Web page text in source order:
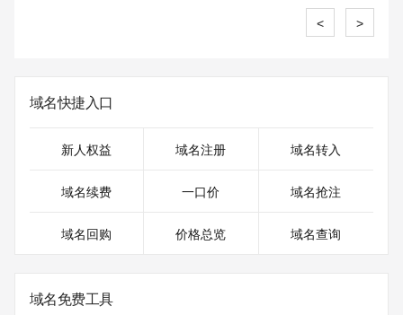
< >
域名快捷入口
新人权益 域名注册 域名转入
域名续费 一口价 域名抢注
域名回购 价格总览 域名查询
域名免费工具